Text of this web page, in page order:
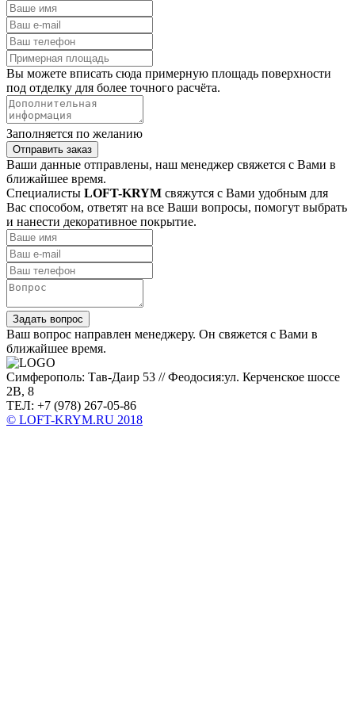
Вы можете вписать сюда примерную площадь поверхности
под отделку для более точного расчёта.
Заполняется по желанию
Отправить заказ
Ваши данные отправлены, наш менеджер свяжется с Вами в
ближайшее время.
Специалисты LOFT-KRYM свяжутся с Вами удобным для
Вас способом, ответят на все Ваши вопросы, помогут выбрать
и нанести декоративное покрытие.
Задать вопрос
Ваш вопрос направлен менеджеру. Он свяжется с Вами в
ближайшее время.
Симферополь: Тав-Даир 53 // Феодосия:ул. Керченское шоссе
2В, 8
ТЕЛ: +7 (978) 267-05-86
© LOFT-KRYM.RU 2018